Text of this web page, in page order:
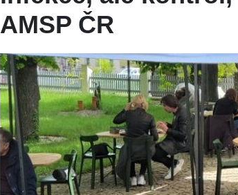
AMSP ČR